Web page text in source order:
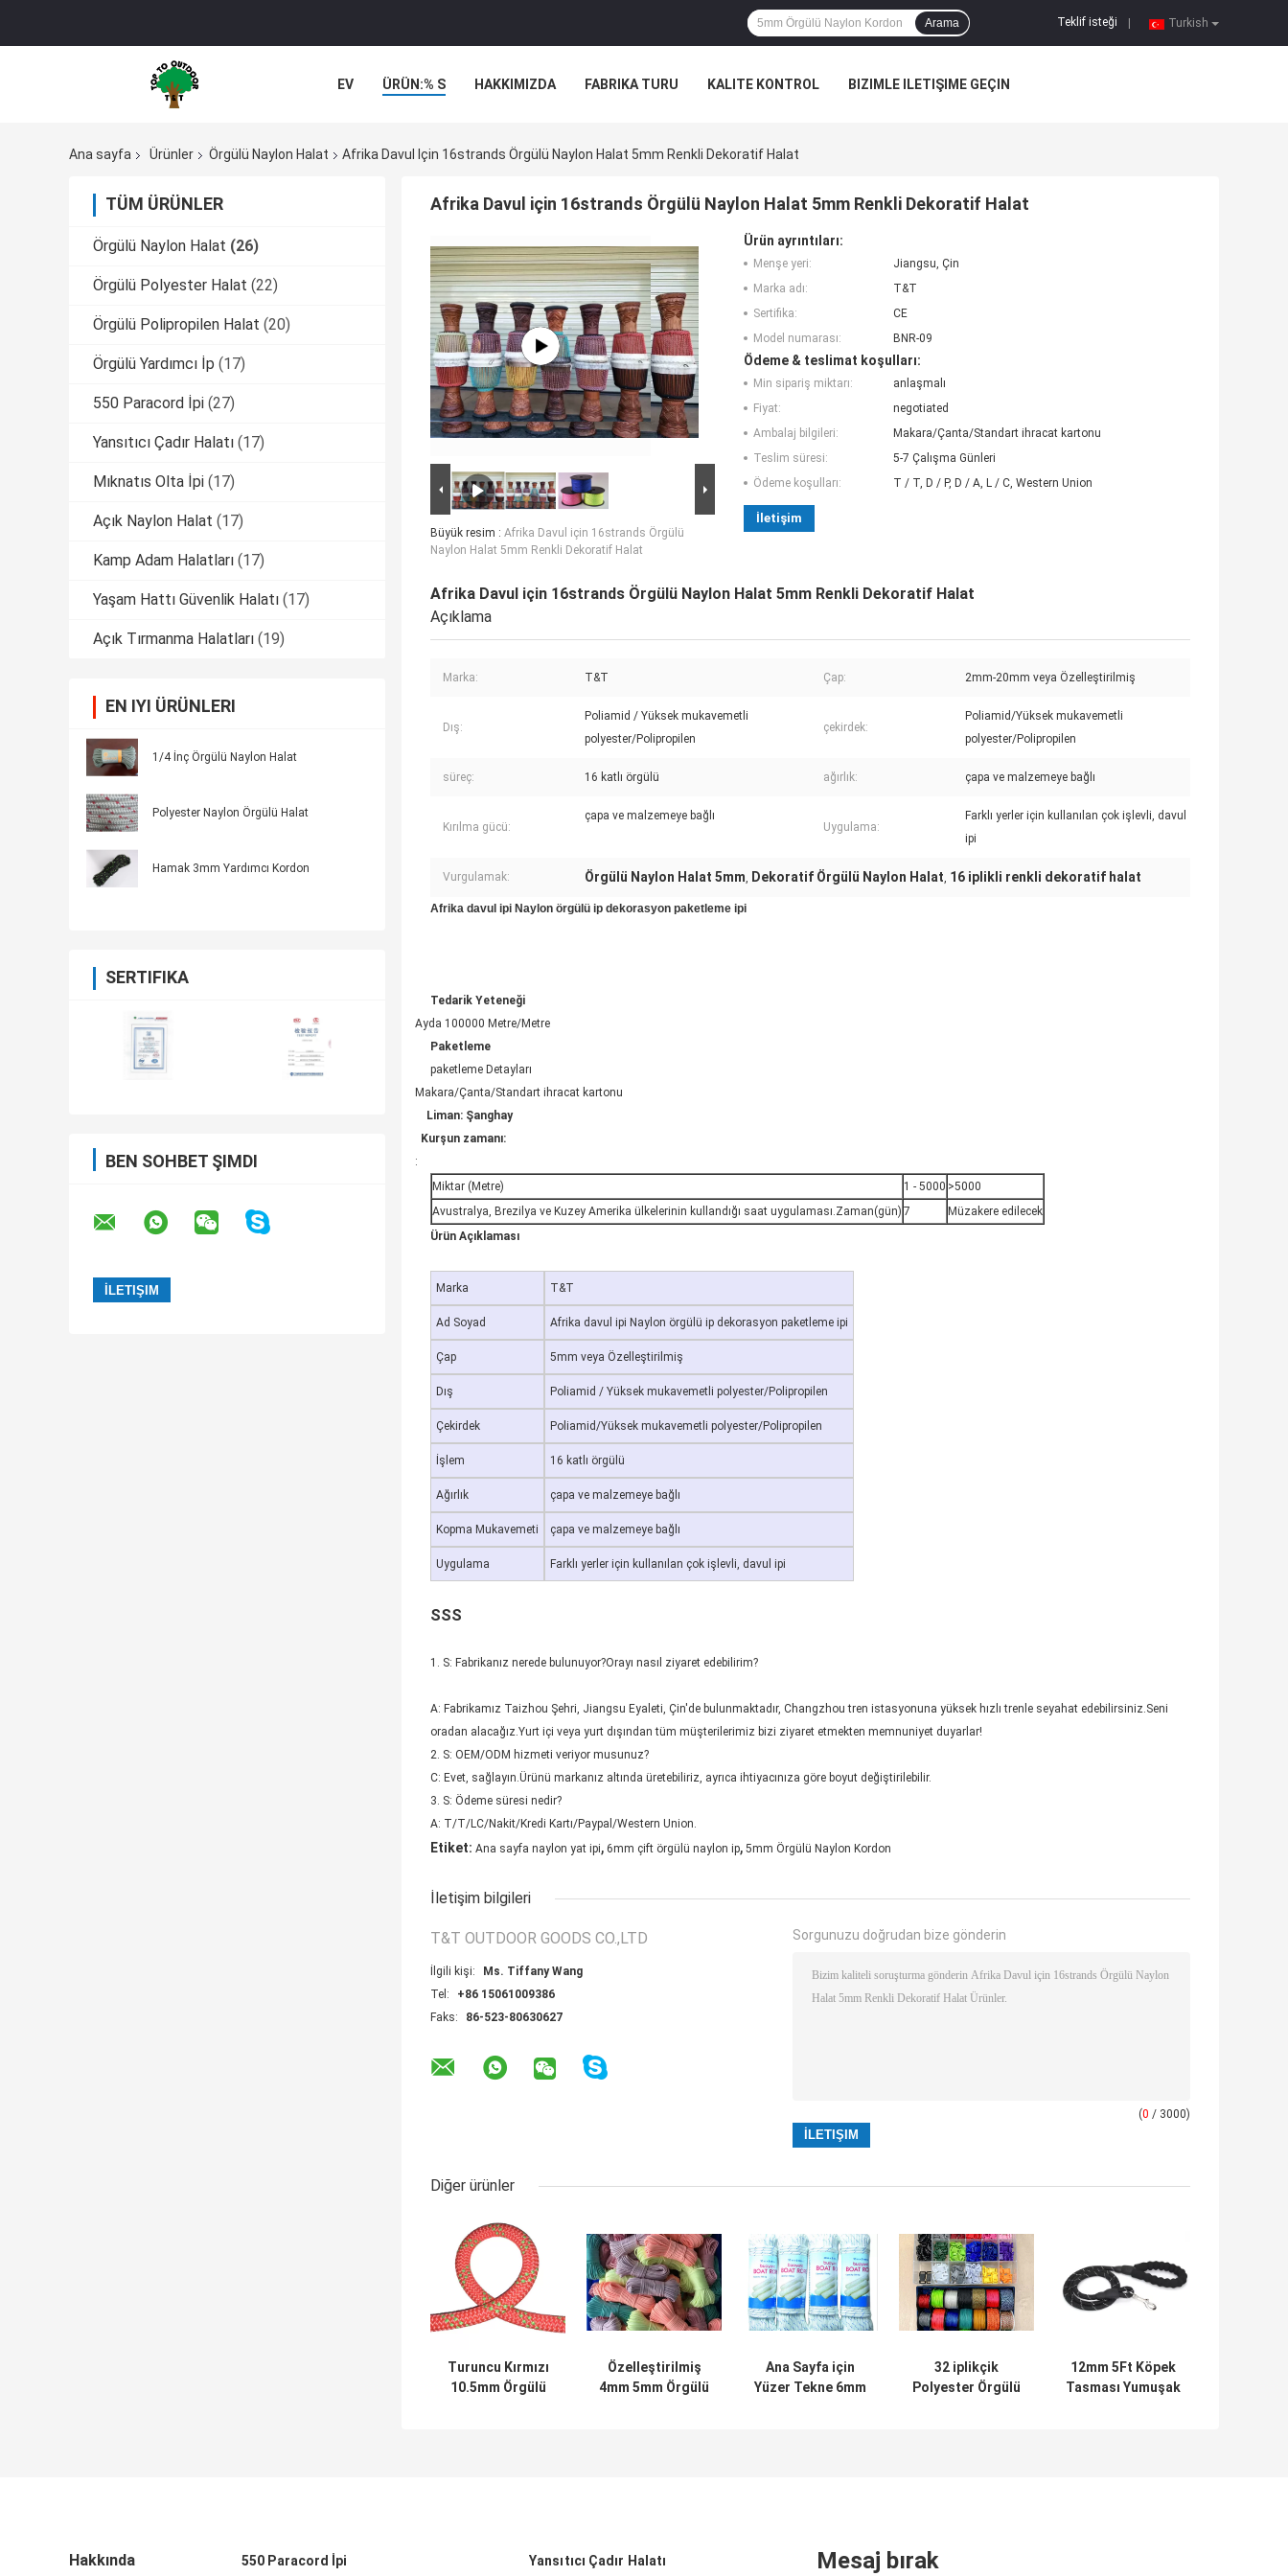
Turkish
Teklif isteği
Arama
EV ÜRÜN:% S HAKKIMIZDA FABRIKA TURU KALITE KONTROL BIZIMLE ILETIŞIME GEÇIN
Ana sayfa Ürünler Örgülü Naylon Halat Afrika Davul Için 16strands Örgülü Naylon Halat 5mm Renkli Dekoratif Halat
TÜM ÜRÜNLER
Örgülü Naylon Halat (26)
Örgülü Polyester Halat (22)
Örgülü Polipropilen Halat (20)
Örgülü Yardımcı İp (17)
550 Paracord İpi (27)
Yansıtıcı Çadır Halatı (17)
Mıknatıs Olta İpi (17)
Açık Naylon Halat (17)
Kamp Adam Halatları (17)
Yaşam Hattı Güvenlik Halatı (17)
Açık Tırmanma Halatları (19)
EN IYI ÜRÜNLERI
1/4 İnç Örgülü Naylon Halat
Polyester Naylon Örgülü Halat
Hamak 3mm Yardımcı Kordon
SERTIFIKA
BEN SOHBET ŞIMDI
Afrika Davul için 16strands Örgülü Naylon Halat 5mm Renkli Dekoratif Halat
Büyük resim : Afrika Davul için 16strands Örgülü
Naylon Halat 5mm Renkli Dekoratif Halat
Ürün ayrıntıları:
Menşe yeri:
Jiangsu, Çin
Marka adı:
T&T
Sertifika:
CE
Model numarası:
BNR-09
Ödeme & teslimat koşulları:
Min sipariş miktarı:
anlaşmalı
Fiyat:
negotiated
Ambalaj bilgileri:
Makara/Çanta/Standart ihracat kartonu
Teslim süresi:
5-7 Çalışma Günleri
Ödeme koşulları:
T / T, D / P, D / A, L / C, Western Union
İletişim
Afrika Davul için 16strands Örgülü Naylon Halat 5mm Renkli Dekoratif Halat
Açıklama
Marka: T&T Çap: 2mm-20mm veya Özelleştirilmiş
Dış:
Poliamid / Yüksek mukavemetli
polyester/Polipropilen
çekirdek:
Poliamid/Yüksek mukavemetli
polyester/Polipropilen
süreç: 16 katlı örgülü ağırlık: çapa ve malzemeye bağlı
Kırılma gücü:
çapa ve malzemeye bağlı
Uygulama:
Farklı yerler için kullanılan çok işlevli, davul
ipi
Vurgulamak: Örgülü Naylon Halat 5mm, Dekoratif Örgülü Naylon Halat, 16 iplikli renkli dekoratif halat
Afrika davul ipi Naylon örgülü ip dekorasyon paketleme ipi
Tedarik Yeteneği
Ayda 100000 Metre/Metre
Paketleme
paketleme Detayları
Makara/Çanta/Standart ihracat kartonu
Liman: Şanghay
Kurşun zamanı:
:
Miktar (Metre)
1 - 5000 >5000
Avustralya, Brezilya ve Kuzey Amerika ülkelerinin kullandığı saat uygulaması.Zaman(gün) 7
Müzakere edilecek
Ürün Açıklaması
Marka T&T
Ad Soyad Afrika davul ipi Naylon örgülü ip dekorasyon paketleme ipi
Çap 5mm veya Özelleştirilmiş
Dış Poliamid / Yüksek mukavemetli polyester/Polipropilen
Çekirdek Poliamid/Yüksek mukavemetli polyester/Polipropilen
İşlem 16 katlı örgülü
Ağırlık çapa ve malzemeye bağlı
Kopma Mukavemeti çapa ve malzemeye bağlı
Uygulama Farklı yerler için kullanılan çok işlevli, davul ipi
SSS
1. S: Fabrikanız nerede bulunuyor?Orayı nasıl ziyaret edebilirim?
A: Fabrikamız Taizhou Şehri, Jiangsu Eyaleti, Çin'de bulunmaktadır, Changzhou tren istasyonuna yüksek hızlı trenle seyahat edebilirsiniz.Seni
oradan alacağız.Yurt içi veya yurt dışından tüm müşterilerimiz bizi ziyaret etmekten memnuniyet duyarlar!
2. S: OEM/ODM hizmeti veriyor musunuz?
C: Evet, sağlayın.Ürünü markanız altında üretebiliriz, ayrıca ihtiyacınıza göre boyut değiştirilebilir.
3. S: Ödeme süresi nedir?
A: T/T/LC/Nakit/Kredi Kartı/Paypal/Western Union.
Etiket: Ana sayfa naylon yat ipi, 6mm çift örgülü naylon ip, 5mm Örgülü Naylon Kordon
İletişim bilgileri
T&T OUTDOOR GOODS CO.,LTD
İlgili kişi:
Ms. Tiffany Wang
Tel:
+86 15061009386
Faks:
86-523-80630627
Sorgunuzu doğrudan bize gönderin
(0 / 3000)
Diğer ürünler
Turuncu Kırmızı
10.5mm Örgülü
Özelleştirilmiş
4mm 5mm Örgülü
Ana Sayfa için
Yüzer Tekne 6mm
32 iplikçik
Polyester Örgülü
12mm 5Ft Köpek
Tasması Yumuşak
Hakkında 550 Paracord İpi Yansıtıcı Çadır Halatı Mesaj bırak